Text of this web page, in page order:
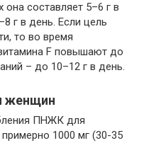
составляет 5–6 г в
г в день. Если цель
то во время
F повышают до
– до 10–12 г в день.
женщин
ПНЖК для
1000 мг (30-35